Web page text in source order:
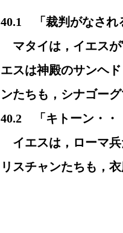
40.1　「裁判がなされ
マタイは，イエスが
エスは神殿のサンヘ
ンたちも，シナゴー
40.2　「キトーン・
イエスは，ローマ兵
リスチャンたちも，